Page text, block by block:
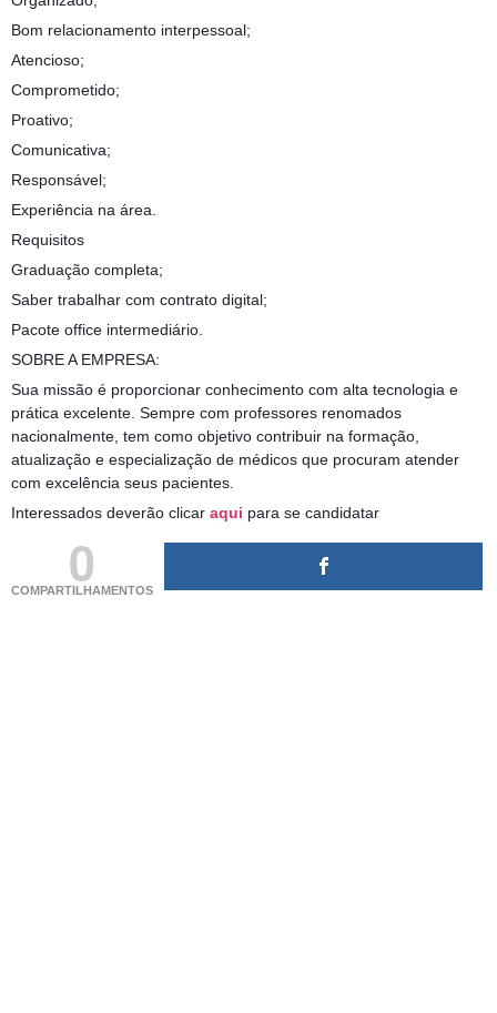
Bom relacionamento interpessoal;
Atencioso;
Comprometido;
Proativo;
Comunicativa;
Responsável;
Experiência na área.
Requisitos
Graduação completa;
Saber trabalhar com contrato digital;
Pacote office intermediário.
SOBRE A EMPRESA:
Sua missão é proporcionar conhecimento com alta tecnologia e
prática excelente. Sempre com professores renomados
nacionalmente, tem como objetivo contribuir na formação,
atualização e especialização de médicos que procuram atender
com excelência seus pacientes.
Interessados deverão clicar aqui para se candidatar
0
COMPARTILHAMENTOS